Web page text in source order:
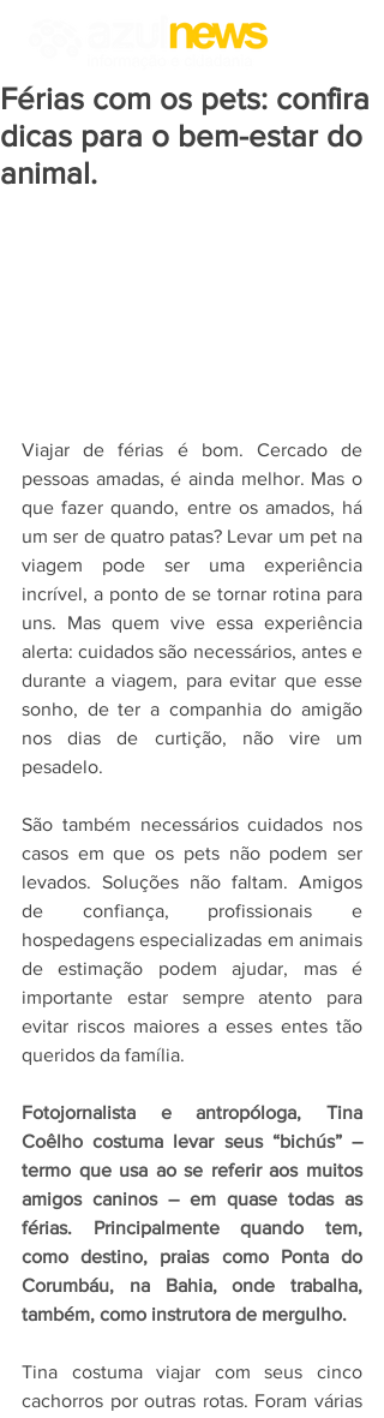
Férias com os pets: confira
dicas para o bem-estar do
animal.
Viajar de férias é bom. Cercado de
pessoas amadas, é ainda melhor. Mas o
que fazer quando, entre os amados, há
um ser de quatro patas? Levar um pet na
viagem pode ser uma experiência
incrível, a ponto de se tornar rotina para
uns. Mas quem vive essa experiência
alerta: cuidados são necessários, antes e
durante a viagem, para evitar que esse
sonho, de ter a companhia do amigão
nos dias de curtição, não vire um
pesadelo.
São também necessários cuidados nos
casos em que os pets não podem ser
levados. Soluções não faltam. Amigos
de confiança, profissionais e
hospedagens especializadas em animais
de estimação podem ajudar, mas é
importante estar sempre atento para
evitar riscos maiores a esses entes tão
queridos da família.
Fotojornalista e antropóloga, Tina
Coêlho costuma levar seus “bichús” –
termo que usa ao se referir aos muitos
amigos caninos – em quase todas as
férias. Principalmente quando tem,
como destino, praias como Ponta do
Corumbáu, na Bahia, onde trabalha,
também, como instrutora de mergulho.
Tina costuma viajar com seus cinco
cachorros por outras rotas. Foram várias